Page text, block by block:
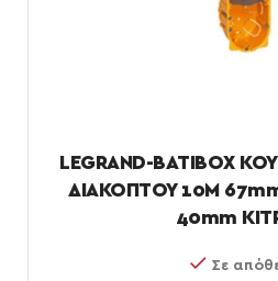
LEGRAND-BATIBOX
ΔΙΑΚΟΠΤΟΥ 10M
40mm
Σε